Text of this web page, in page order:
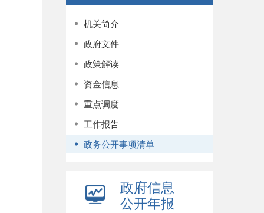
机关简介
政府文件
政策解读
资金信息
重点调度
工作报告
政务公开事项清单
政府信息
公开年报